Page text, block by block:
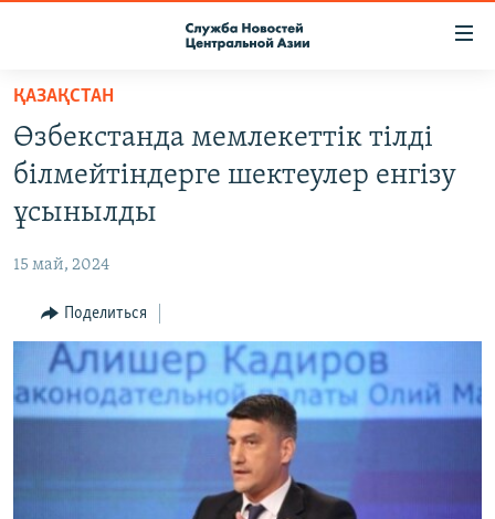
Вернуться
основному
содержанию
главной
Вернутся
поиску
О ПРОЕКТЕ
ПОДПИСКА
НАСТОЯЩЕЕ ВРЕМЯ
МИГРАНТ МЕДИА
ҚАЗАҚСТАН
Өзбекстанда мемлекеттік тілді
білмейтіндерге шектеулер енгізу
ұсынылды
15 май, 2024
Поделиться